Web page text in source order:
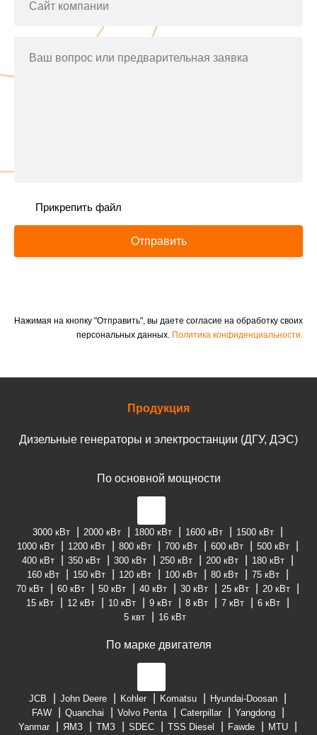
Сайт компании
Ваш вопрос или предварительная заявка
Прикрепить файл
Отправить
Нажимая на кнопку "Отправить", вы даете согласие на обработку своих
персональных данных. Политика конфиденциальности.
Продукция
Дизельные генераторы и электростанции (ДГУ, ДЭС)
По основной мощности
3000 кВт 2000 кВт 1800 кВт 1600 кВт
1500 кВт
1000 кВт
1200 кВт 800 кВт 700 кВт 600 кВт
500 кВт
400 кВт
350 кВт 300 кВт 250 кВт 200 кВт
180 кВт
160 кВт
150 кВт 120 кВт 100 кВт 80 кВт
75 кВт
70 кВт
60 кВт 50 кВт 40 кВт 30 кВт 25 кВт
20 кВт
15 кВт
12 кВт 10 кВт 9 кВт 8 кВт 7 кВт
6 кВт
5 квт
16 кВт
По марке двигателя
JCB John Deere Kohler Komatsu
Hyundai-Doosan
FAW
Quanchai Volvo Penta Caterpillar
Yangdong
Yanmar
ЯМЗ ТМЗ SDEC TSS Diesel Fawde
MTU